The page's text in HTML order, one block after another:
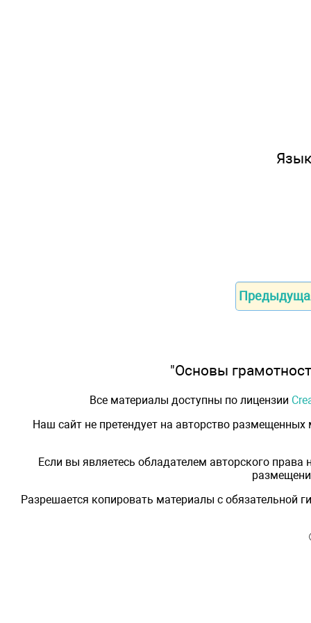
"Основы
Все материалы доступны по лицензии
Наш сайт не претендует на авторство
Если вы являетесь обладателем авторского
Разрешается копировать материалы с обязательной